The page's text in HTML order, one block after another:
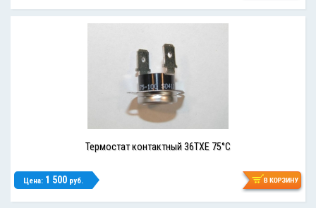
Термостат контактный 36TXE 75°C
Цена:1 500 руб.